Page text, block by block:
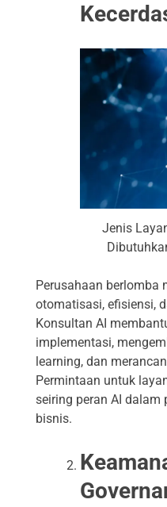
Jenis
Perusahaan berlomba
otomatisasi, efisiensi,
Konsultan AI
implementasi,
learning, dan
Permintaan untuk
seiring peran AI dalam
bisnis.